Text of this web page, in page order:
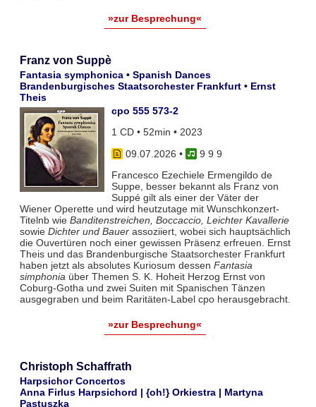
»zur Besprechung«
Franz von Suppè
Fantasia symphonica • Spanish Dances
Brandenburgisches Staatsorchester Frankfurt • Ernst
Theis
cpo 555 573-2
1 CD • 52min • 2023
09.07.2026 •
9 9 9
Francesco Ezechiele Ermengildo de
Suppe, besser bekannt als Franz von
Suppé gilt als einer der Väter der
Wiener Operette und wird heutzutage mit Wunschkonzert-
Titelnb wie Banditenstreichen, Boccaccio, Leichter Kavallerie
sowie Dichter und Bauerassoziiert, wobei sich hauptsächlich
die Ouvertüren noch einer gewissen Präsenz erfreuen. Ernst
Theis und das Brandenburgische Staatsorchester Frankfurt
haben jetzt als absolutes Kuriosum dessen Fantasia
simphoniaüber Themen S. K. Hoheit Herzog Ernst von
Coburg-Gotha und zwei Suiten mit Spanischen Tänzen
ausgegraben und beim Raritäten-Label cpo herausgebracht.
»zur Besprechung«
Christoph Schaffrath
Harpsichor Concertos
Anna Firlus Harpsichord | {oh!} Orkiestra | Martyna
Pastuszka